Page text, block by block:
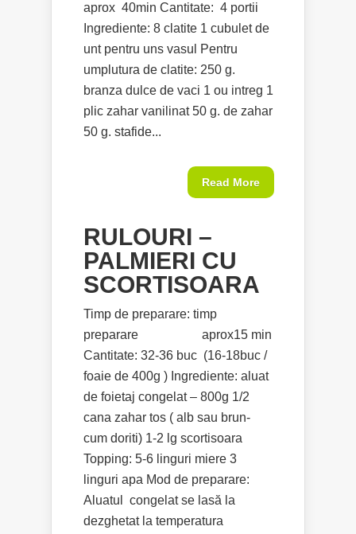
aprox 40min Cantitate: 4 portii
Ingrediente: 8 clatite 1 cubulet de
unt pentru uns vasul Pentru
umplutura de clatite: 250 g.
branza dulce de vaci 1 ou intreg 1
plic zahar vanilinat 50 g. de zahar
50 g. stafide...
Read More
RULOURI –
PALMIERI CU
SCORTISOARA
Timp de preparare: timp
preparare aprox15 min
Cantitate: 32-36 buc (16-18buc /
foaie de 400g ) Ingrediente: aluat
de foietaj congelat – 800g 1/2
cana zahar tos ( alb sau brun-
cum doriti) 1-2 lg scortisoara
Topping: 5-6 linguri miere 3
linguri apa Mod de preparare:
Aluatul congelat se lasă la
dezghetat la temperatura